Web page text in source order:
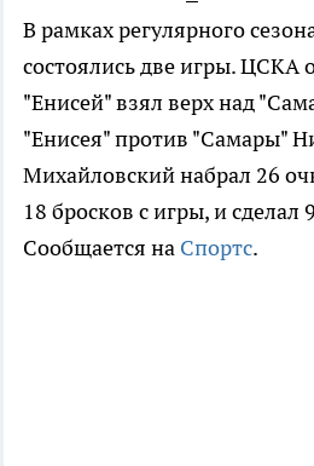
В рамках регулярного
состоялись две игры. ЦСКА
"Енисей" взял верх над
"Енисея" против "Самары"
Михайловский набрал 26
18 бросков с игры, и сделал
Сообщается на Спортс.